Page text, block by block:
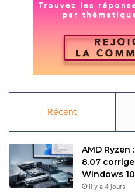
Récent
AMD
8.07
Windows 10
il y a 4 jours